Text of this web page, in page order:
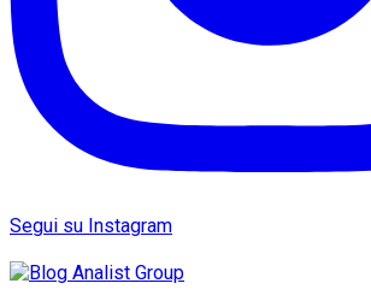
Segui su Instagram